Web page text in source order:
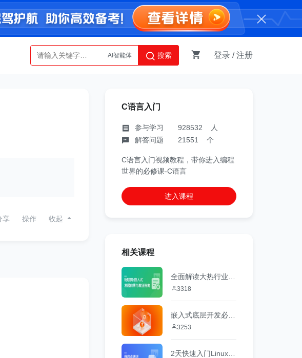
AI智能体
Python
搜索 登录 /注册
享 操作 收起
C语言入门
参与学习 928532 人
解答问题 21551 个
C语言入门视频教程，带你进入编程
世界的必修课-C语言
进入课程
相关课程
3318
3253